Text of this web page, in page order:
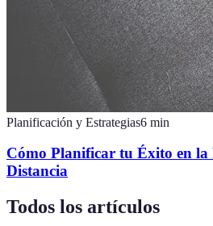
Planificación y Estrategias6 min
Cómo Planificar tu Éxito en la
Distancia
Todos los artículos